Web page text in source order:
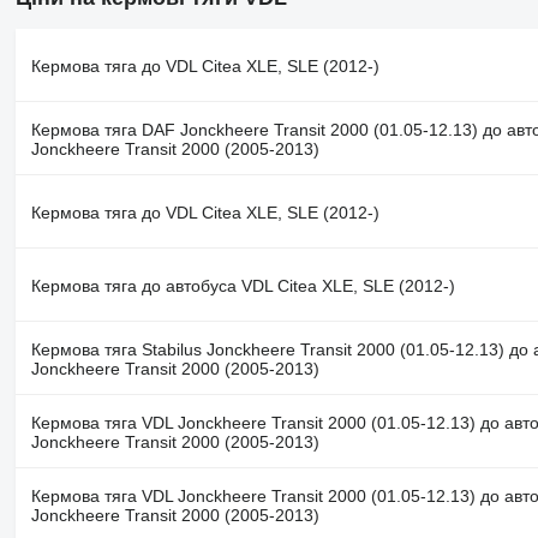
Кермова тяга до VDL Citea XLE, SLE (2012-)
Кермова тяга DAF Jonckheere Transit 2000 (01.05-12.13) до
Jonckheere Transit 2000 (2005-2013)
Кермова тяга до VDL Citea XLE, SLE (2012-)
Кермова тяга до автобуса VDL Citea XLE, SLE (2012-)
Кермова тяга Stabilus Jonckheere Transit 2000 (01.05-12.13) до
Jonckheere Transit 2000 (2005-2013)
Кермова тяга VDL Jonckheere Transit 2000 (01.05-12.13) до
Jonckheere Transit 2000 (2005-2013)
Кермова тяга VDL Jonckheere Transit 2000 (01.05-12.13) до
Jonckheere Transit 2000 (2005-2013)